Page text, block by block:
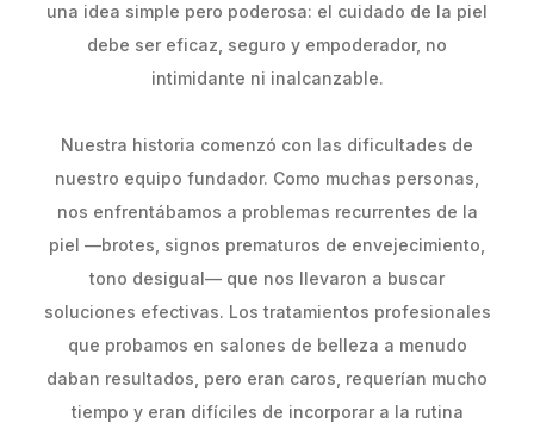
una idea simple pero poderosa: el cuidado de la piel
debe ser eficaz, seguro y empoderador, no
intimidante ni inalcanzable.
Nuestra historia comenzó con las dificultades de
nuestro equipo fundador. Como muchas personas,
nos enfrentábamos a problemas recurrentes de la
piel —brotes, signos prematuros de envejecimiento,
tono desigual— que nos llevaron a buscar
soluciones efectivas. Los tratamientos profesionales
que probamos en salones de belleza a menudo
daban resultados, pero eran caros, requerían mucho
tiempo y eran difíciles de incorporar a la rutina